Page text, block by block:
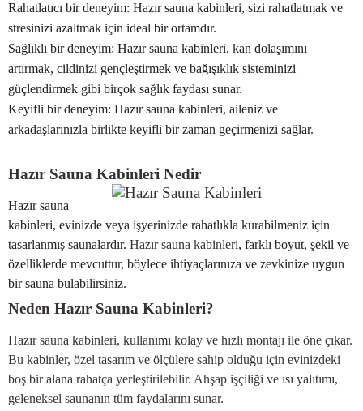
Rahatlatıcı bir deneyim: Hazır sauna kabinleri, sizi rahatlatmak ve
stresinizi azaltmak için ideal bir ortamdır.
Sağlıklı bir deneyim: Hazır sauna kabinleri, kan dolaşımını
artırmak, cildinizi gençleştirmek ve bağışıklık sisteminizi
güçlendirmek gibi birçok sağlık faydası sunar.
Keyifli bir deneyim: Hazır sauna kabinleri, aileniz ve
arkadaşlarınızla birlikte keyifli bir zaman geçirmenizi sağlar.
Hazır Sauna Kabinleri Nedir
Hazır sauna
kabinleri, evinizde veya işyerinizde rahatlıkla kurabilmeniz için
tasarlanmış saunalardır. Hazır sauna kabinleri, farklı boyut, şekil ve
özelliklerde mevcuttur, böylece ihtiyaçlarınıza ve zevkinize uygun
bir sauna bulabilirsiniz.
Neden Hazır Sauna Kabinleri?
Hazır sauna kabinleri, kullanımı kolay ve hızlı montajı ile öne çıkar.
Bu kabinler, özel tasarım ve ölçülere sahip olduğu için evinizdeki
boş bir alana rahatça yerleştirilebilir. Ahşap işçiliği ve ısı yalıtımı,
geleneksel saunanın tüm faydalarını sunar.